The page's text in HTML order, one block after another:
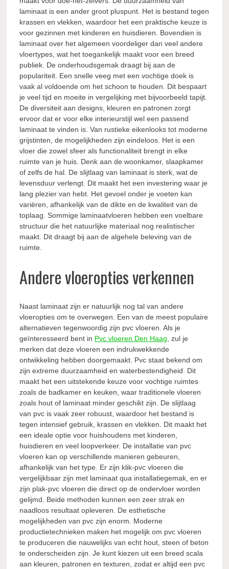
laminaat is een ander groot pluspunt. Het is bestand tegen
krassen en vlekken, waardoor het een praktische keuze is
voor gezinnen met kinderen en huisdieren. Bovendien is
laminaat over het algemeen voordeliger dan veel andere
vloertypes, wat het toegankelijk maakt voor een breed
publiek. De onderhoudsgemak draagt bij aan de
populariteit. Een snelle veeg met een vochtige doek is
vaak al voldoende om het schoon te houden. Dit bespaart
je veel tijd en moeite in vergelijking met bijvoorbeeld tapijt.
De diversiteit aan designs, kleuren en patronen zorgt
ervoor dat er voor elke interieurstijl wel een passend
laminaat te vinden is. Van rustieke eikenlooks tot moderne
grijstinten, de mogelijkheden zijn eindeloos. Het is een
vloer die zowel sfeer als functionaliteit brengt in elke
ruimte van je huis. Denk aan de woonkamer, slaapkamer
of zelfs de hal. De slijtlaag van laminaat is sterk, wat de
levensduur verlengt. Dit maakt het een investering waar je
lang plezier van hebt. Het gevoel onder je voeten kan
variëren, afhankelijk van de dikte en de kwaliteit van de
toplaag. Sommige laminaatvloeren hebben een voelbare
structuur die het natuurlijke materiaal nog realistischer
maakt. Dit draagt bij aan de algehele beleving van de
ruimte.
Andere vloeropties verkennen
Naast laminaat zijn er natuurlijk nog tal van andere
vloeropties om te overwegen. Een van de meest populaire
alternatieven tegenwoordig zijn pvc vloeren. Als je
geïnteresseerd bent in Pvc vloeren Den Haag , zul je
merken dat deze vloeren een indrukwekkende
ontwikkeling hebben doorgemaakt. Pvc staat bekend om
zijn extreme duurzaamheid en waterbestendigheid. Dit
maakt het een uitstekende keuze voor vochtige ruimtes
zoals de badkamer en keuken, waar traditionele vloeren
zoals hout of laminaat minder geschikt zijn. De slijtlaag
van pvc is vaak zeer robuust, waardoor het bestand is
tegen intensief gebruik, krassen en vlekken. Dit maakt het
een ideale optie voor huishoudens met kinderen,
huisdieren en veel loopverkeer. De installatie van pvc
vloeren kan op verschillende manieren gebeuren,
afhankelijk van het type. Er zijn klik-pvc vloeren die
vergelijkbaar zijn met laminaat qua installatiegemak, en er
zijn plak-pvc vloeren die direct op de ondervloer worden
gelijmd. Beide methoden kunnen een zeer strak en
naadloos resultaat opleveren. De esthetische
mogelijkheden van pvc zijn enorm. Moderne
productietechnieken maken het mogelijk om pvc vloeren
te produceren die nauwelijks van echt hout, steen of beton
te onderscheiden zijn. Je kunt kiezen uit een breed scala
aan kleuren, patronen en texturen, zodat er altijd een pvc